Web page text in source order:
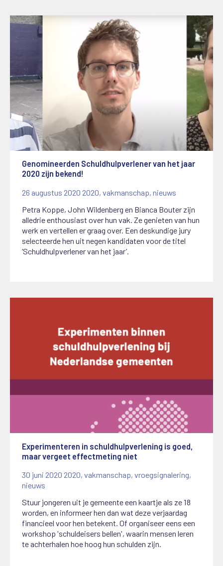
Genomineerden Schuldhulpverlener van het jaar
2020 zijn bekend!
26 augustus 2020 2020,vakmanschap,nieuws
Petra Koppe, John Wildenberg en Bianca Bouter zijn
alledrie enthousiast over hun vak. Ze genieten van hun
werk en vertellen er graag over. Een deskundige jury
selecteerde hen uit negen kandidaten voor de titel
‘Schuldhulpverlener van het jaar’.
Experimenteren in schuldhulpverlening is goed,
maar vergeet effectmeting niet
30 juni 2020 2020,vakmanschap,vroegsignalering,
nieuws
Stuur jongeren uit je gemeente een kaartje als ze 18
worden, en informeer hen dan wat deze verjaardag
financieel voor hen betekent. Of organiseer eens een
workshop 'schuldeisers bellen', waarin mensen leren
te achterhalen hoe hoog hun schulden zijn.